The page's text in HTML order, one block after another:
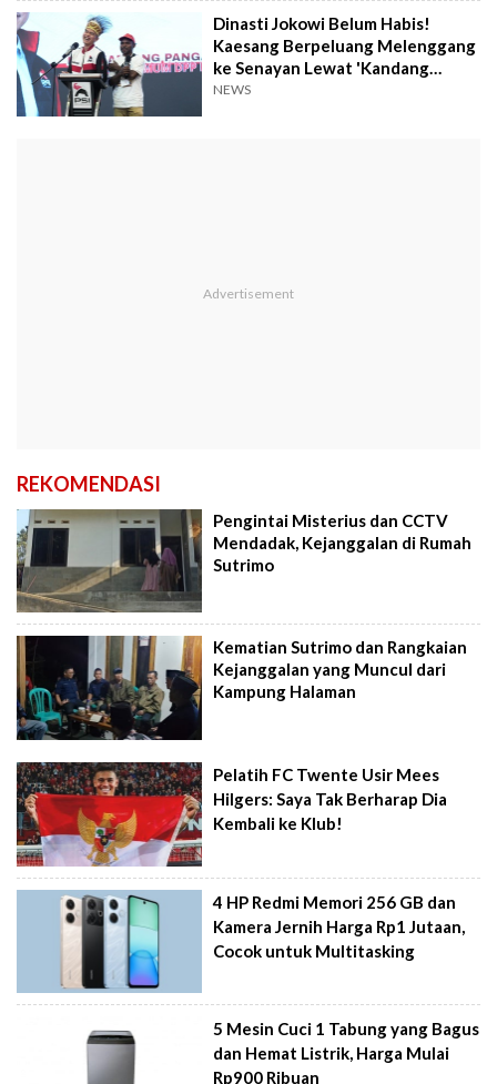
Dinasti Jokowi Belum Habis!
Kaesang Berpeluang Melenggang
ke Senayan Lewat 'Kandang
Banteng'
NEWS
REKOMENDASI
Pengintai Misterius dan CCTV
Mendadak, Kejanggalan di Rumah
Sutrimo
Kematian Sutrimo dan Rangkaian
Kejanggalan yang Muncul dari
Kampung Halaman
Pelatih FC Twente Usir Mees
Hilgers: Saya Tak Berharap Dia
Kembali ke Klub!
4 HP Redmi Memori 256 GB dan
Kamera Jernih Harga Rp1 Jutaan,
Cocok untuk Multitasking
5 Mesin Cuci 1 Tabung yang Bagus
dan Hemat Listrik, Harga Mulai
Rp900 Ribuan